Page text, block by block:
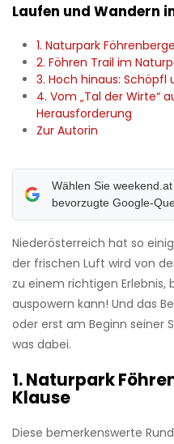
Laufen und Wandern
1. Naturpark
2. Föhren Trail im
3. Hoch hinaus: Schöpfl
4. Vom „Tal der Wirte“
Herausforderung
Zur Autorin
Wählen Sie
bevorzugte Google-
Niederösterreich hat so
der frischen Luft wird von
zu einem richtigen
auspowern kann! Und das
oder erst am Beginn seiner
was dabei.
1. Naturpark
Klause
Diese bemerkenswerte